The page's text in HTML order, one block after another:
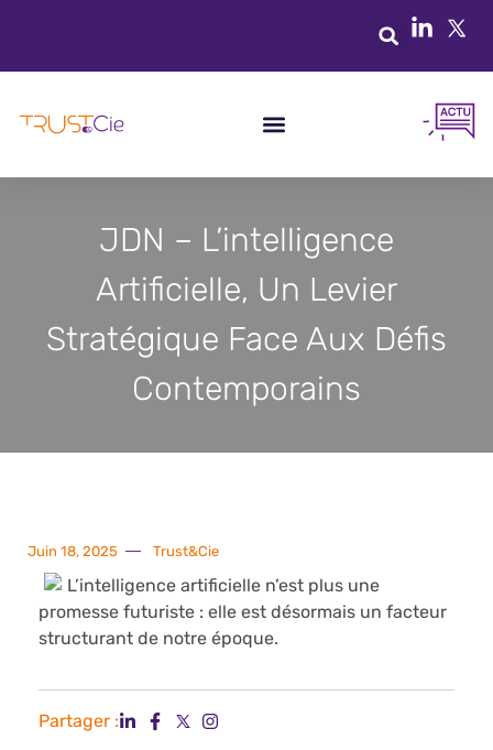
JDN – L’intelligence
Artificielle, Un Levier
Stratégique Face Aux Défis
Contemporains
Juin 18, 2025 Trust&Cie
L’intelligence artificielle n’est plus une
promesse futuriste : elle est désormais un facteur
structurant de notre époque.
Partager :